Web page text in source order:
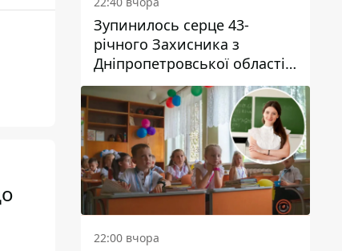
Зупинилось серце 43-
річного Захисника з
Дніпропетровської області
Євгена Зінченка
22:00 вчора